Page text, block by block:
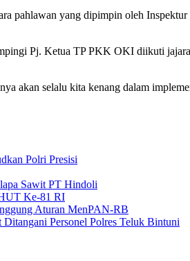
pahlawan yang dipimpin oleh
Pj. Ketua TP PKK OKI diikuti
akan selalu kita kenang dalam
Polri Presisi
Sawit PT Hindoli
Ke-81 RI
Aturan MenPAN-RB
Personel Polres Teluk Bintuni